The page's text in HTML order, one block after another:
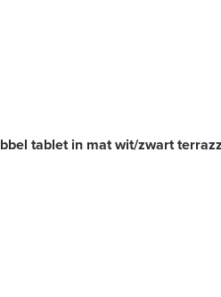
tablet in mat wit/zwart